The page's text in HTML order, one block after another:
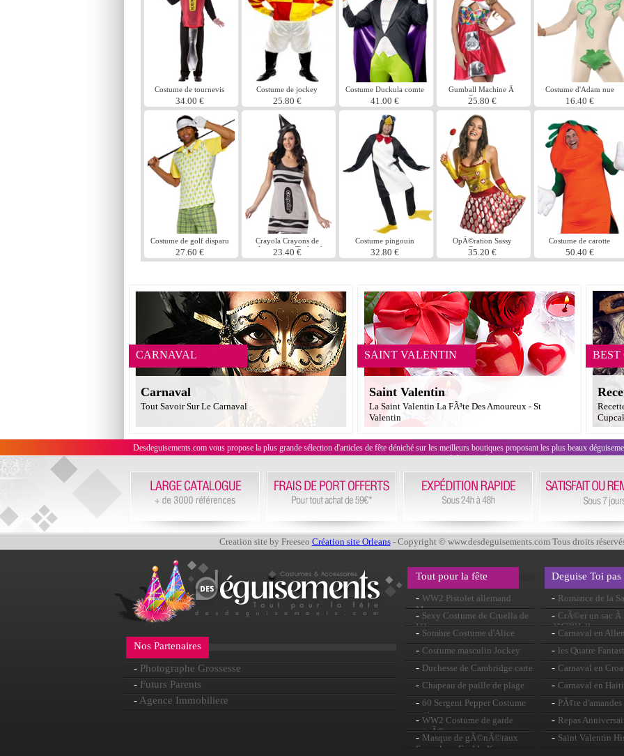
Costume de tournevis
34.00 €
Costume de jockey
25.80 €
Costume Duckula comte
41.00 €
Gumball Machine Ã
Costume
25.80 €
Costume d'Adam nue
16.40 €
Costume de golf disparu
27.60 €
Crayola Crayons de
couleur argent Tank robe
Costume
23.40 €
Costume pingouin
32.80 €
OpÃ©ration Sassy
Costume
35.20 €
Costume de carotte
50.40 €
CARNAVAL
Carnaval
Tout Savoir Sur Le Carnaval
SAINT VALENTIN
Saint Valentin
La Saint Valentin La FÃªte Des Amoureux - St
Valentin
BEST
Desdeguisements.com vous propose la plus grande sélection d'articles de fête déniché sur les meilleurs boutiques proposant les plus beaux
évènement !
Creation site by Freeseo Création site Orleans- Copyright © www.desdeguisements.com Tous droits
Nos Partenaires
- Photographe Grossesse
- Futurs Parents
- Agence Immobiliere
Tout pour la fête
- WW2 Pistolet allemand
Mauser
- Sexy Costume de Cruella de
Vil
- Sombre Costume d'Alice
- Costume masculin Jockey
- Duchesse de Cambridge carte
masque
- Chapeau de paille de plage
- 60 Sergent Pepper Costume
vert
- WW2 Costume de garde
privÃ©
- Masque de gÃ©nÃ©raux
Super luxe Freddy Krueger
Deguise Toi pas
- Romance de la
- CrÃ©er un sac
dâ€™Halloween
- Carnaval en
- les Quatre
- Carnaval en
- Carnaval en Haiti
- PÃ¢te d'amandes
- Repas
- Saint Valentin